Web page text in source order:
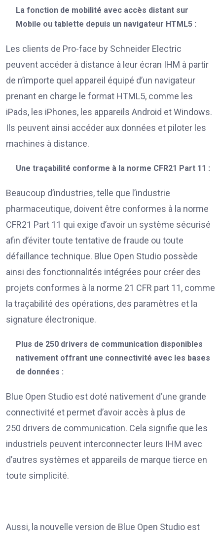
La fonction de mobilité avec accès distant sur
Mobile ou tablette depuis un navigateur HTML5 :
Les clients de Pro-face by Schneider Electric
peuvent accéder à distance à leur écran IHM à partir
de n’importe quel appareil équipé d’un navigateur
prenant en charge le format HTML5, comme les
iPads, les iPhones, les appareils Android et Windows.
Ils peuvent ainsi accéder aux données et piloter les
machines à distance.
Une traçabilité conforme à la norme CFR21 Part 11 :
Beaucoup d’industries, telle que l’industrie
pharmaceutique, doivent être conformes à la norme
CFR21 Part 11 qui exige d’avoir un système sécurisé
afin d’éviter toute tentative de fraude ou toute
défaillance technique. Blue Open Studio possède
ainsi des fonctionnalités intégrées pour créer des
projets conformes à la norme 21 CFR part 11, comme
la traçabilité des opérations, des paramètres et la
signature électronique.
Plus de 250 drivers de communication disponibles
nativement offrant une connectivité avec les bases
de données :
Blue Open Studio est doté nativement d’une grande
connectivité et permet d’avoir accès à plus de
250 drivers de communication. Cela signifie que les
industriels peuvent interconnecter leurs IHM avec
d’autres systèmes et appareils de marque tierce en
toute simplicité.
Aussi, la nouvelle version de Blue Open Studio est